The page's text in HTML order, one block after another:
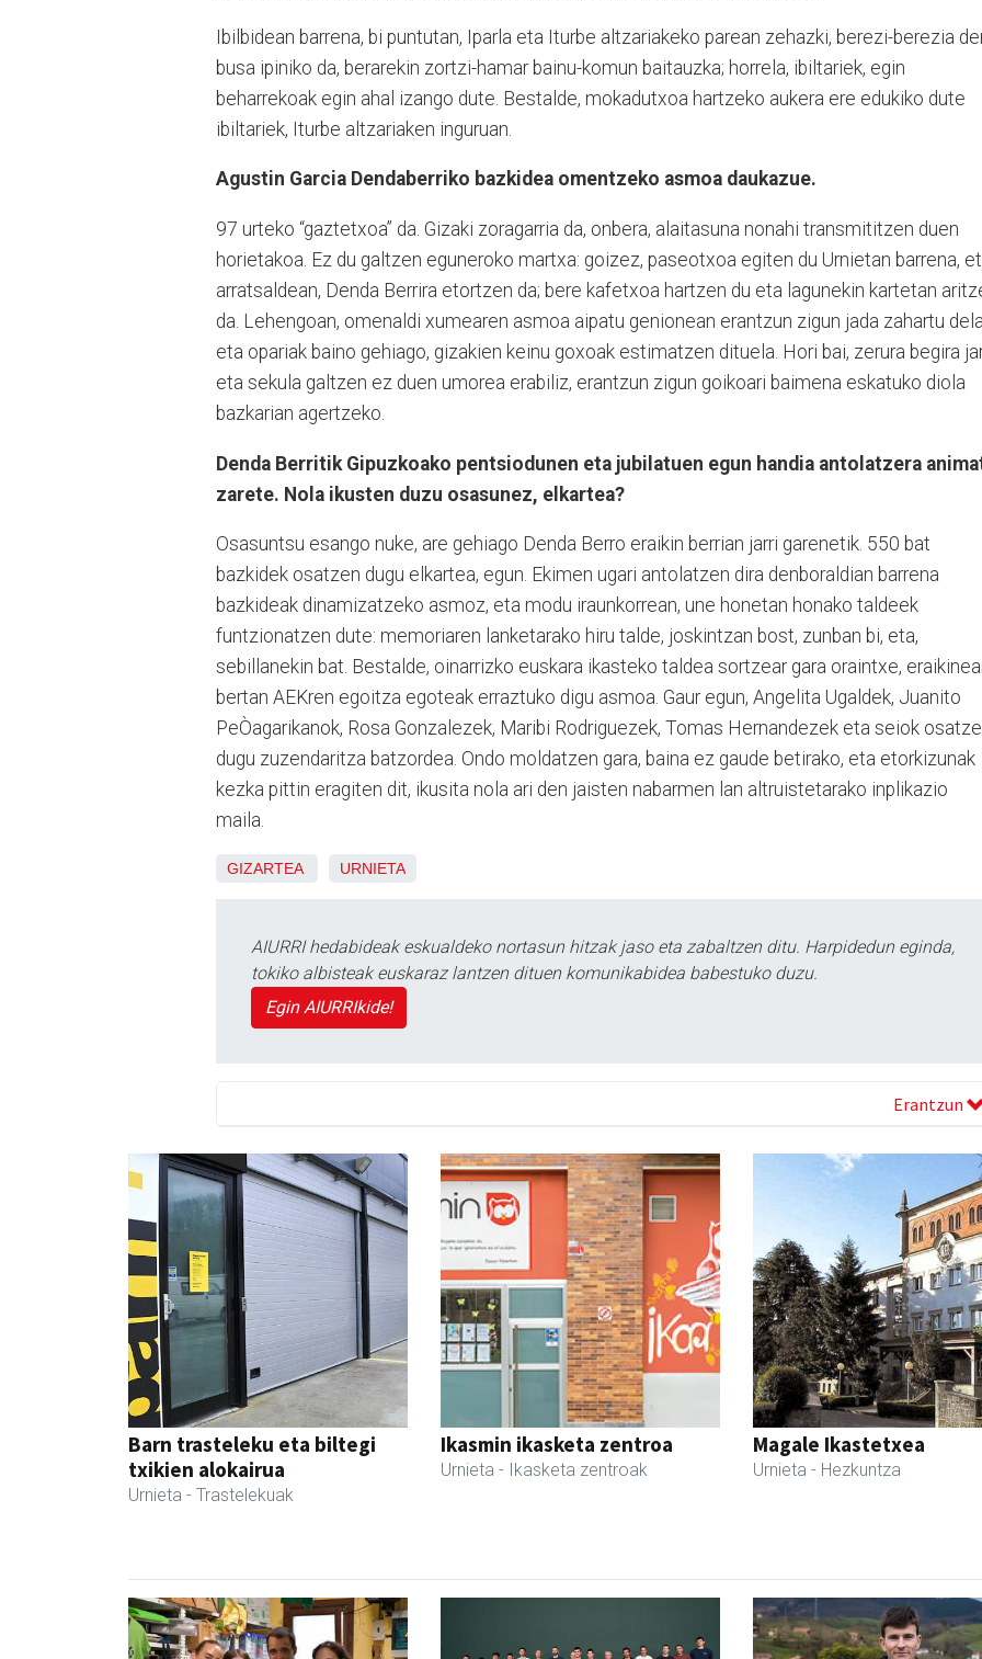
Ibilbidean barrena, bi puntutan, Iparla eta Iturbe altzariakeko parean zehazki, berezi-berezia
busa ipiniko da, berarekin zortzi-hamar bainu-komun baitauzka; horrela, ibiltariek, egin
beharrekoak egin ahal izango dute. Bestalde, mokadutxoa hartzeko aukera ere edukiko dute
ibiltariek, Iturbe altzariaken inguruan.
Agustin Garcia Dendaberriko bazkidea omentzeko asmoa daukazue.
97 urteko “gaztetxoa” da. Gizaki zoragarria da, onbera, alaitasuna nonahi transmititzen duen
horietakoa. Ez du galtzen eguneroko martxa: goizez, paseotxoa egiten du Urnietan barrena,
arratsaldean, Denda Berrira etortzen da; bere kafetxoa hartzen du eta lagunekin kartetan
da. Lehengoan, omenaldi xumearen asmoa aipatu genionean erantzun zigun jada zahartu
eta opariak baino gehiago, gizakien keinu goxoak estimatzen dituela. Hori bai, zerura begira
eta sekula galtzen ez duen umorea erabiliz, erantzun zigun goikoari baimena eskatuko diola
bazkarian agertzeko.
Denda Berritik Gipuzkoako pentsiodunen eta jubilatuen egun handia antolatzera
zarete. Nola ikusten duzu osasunez, elkartea?
Osasuntsu esango nuke, are gehiago Denda Berro eraikin berrian jarri garenetik. 550 bat
bazkidek osatzen dugu elkartea, egun. Ekimen ugari antolatzen dira denboraldian barrena
bazkideak dinamizatzeko asmoz, eta modu iraunkorrean, une honetan honako taldeek
funtzionatzen dute: memoriaren lanketarako hiru talde, joskintzan bost, zunban bi, eta,
sebillanekin bat. Bestalde, oinarrizko euskara ikasteko taldea sortzear gara oraintxe,
bertan AEKren egoitza egoteak erraztuko digu asmoa. Gaur egun, Angelita Ugaldek, Juanito
PeÒagarikanok, Rosa Gonzalezek, Maribi Rodriguezek, Tomas Hernandezek eta seiok
dugu zuzendaritza batzordea. Ondo moldatzen gara, baina ez gaude betirako, eta etorkizunak
kezka pittin eragiten dit, ikusita nola ari den jaisten nabarmen lan altruistetarako inplikazio
maila.
GIZARTEA URNIETA
AIURRI hedabideak eskualdeko nortasun hitzak jaso eta zabaltzen ditu. Harpidedun eginda,
tokiko albisteak euskaraz lantzen dituen komunikabidea babestuko duzu.
Egin AIURRIkide!
Erantzun
Barn trasteleku eta biltegi
txikien alokairua
Urnieta - Trastelekuak
Ikasmin ikasketa zentroa
Urnieta - Ikasketa zentroak
Magale Ikastetxea
Urnieta - Hezkuntza